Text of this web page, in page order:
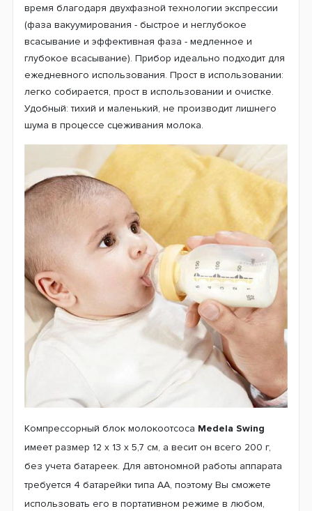
время благодаря двухфазной технологии экспрессии
(фаза вакуумирования - быстрое и неглубокое
всасывание и эффективная фаза - медленное и
глубокое всасывание). Прибор идеально подходит для
ежедневного использования. Прост в использовании:
легко собирается, прост в использовании и очистке.
Удобный: тихий и маленький, не производит лишнего
шума в процессе сцеживания молока.
Компрессорный блок молокоотсоса Medela Swing
имеет размер 12 x 13 x 5,7 см, а весит он всего 200 г,
без учета батареек. Для автономной работы аппарата
требуется 4 батарейки типа АА, поэтому Вы сможете
использовать его в портативном режиме в любом,